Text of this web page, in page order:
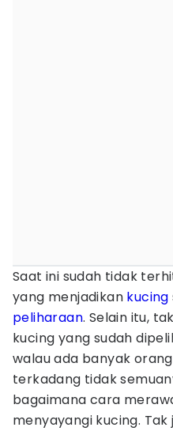
Saat ini sudah tidak
yang menjadikan kucing
peliharaan. Selain itu,
kucing yang sudah
walau ada banyak
terkadang tidak
bagaimana cara
menyayangi kucing.